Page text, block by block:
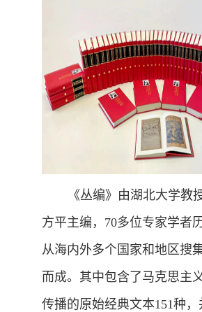
《丛编》由湖北大学教
方平主编，70多位专家学者
从海内外多个国家和地区搜
而成。其中包含了马克思主
传播的原始经典文本151种